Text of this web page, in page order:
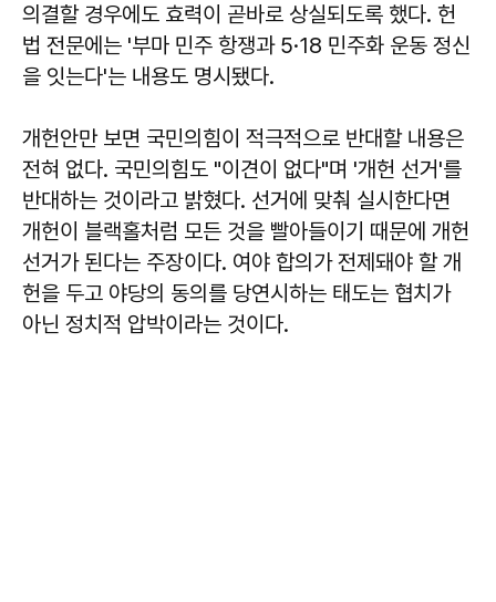
의결할 경우에도 효력이 곧바로 상실되도록 했다. 헌
법 전문에는 '부마 민주 항쟁과 5·18 민주화 운동 정신
을 잇는다'는 내용도 명시됐다.
개헌안만 보면 국민의힘이 적극적으로 반대할 내용은
전혀 없다. 국민의힘도 "이견이 없다"며 '개헌 선거'를
반대하는 것이라고 밝혔다. 선거에 맞춰 실시한다면
개헌이 블랙홀처럼 모든 것을 빨아들이기 때문에 개헌
선거가 된다는 주장이다. 여야 합의가 전제돼야 할 개
헌을 두고 야당의 동의를 당연시하는 태도는 협치가
아닌 정치적 압박이라는 것이다.